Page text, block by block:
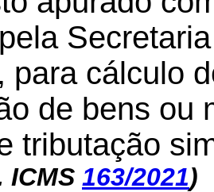
para cálculo
de bens ou
tributação
ICMS 163/2021)